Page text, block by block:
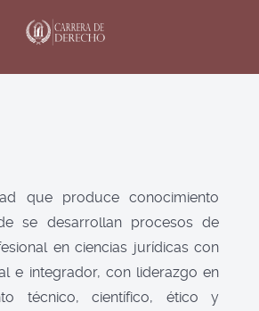
que produce conocimiento
se desarrollan procesos de
en ciencias jurídicas con
e integrador, con liderazgo en
técnico, científico, ético y